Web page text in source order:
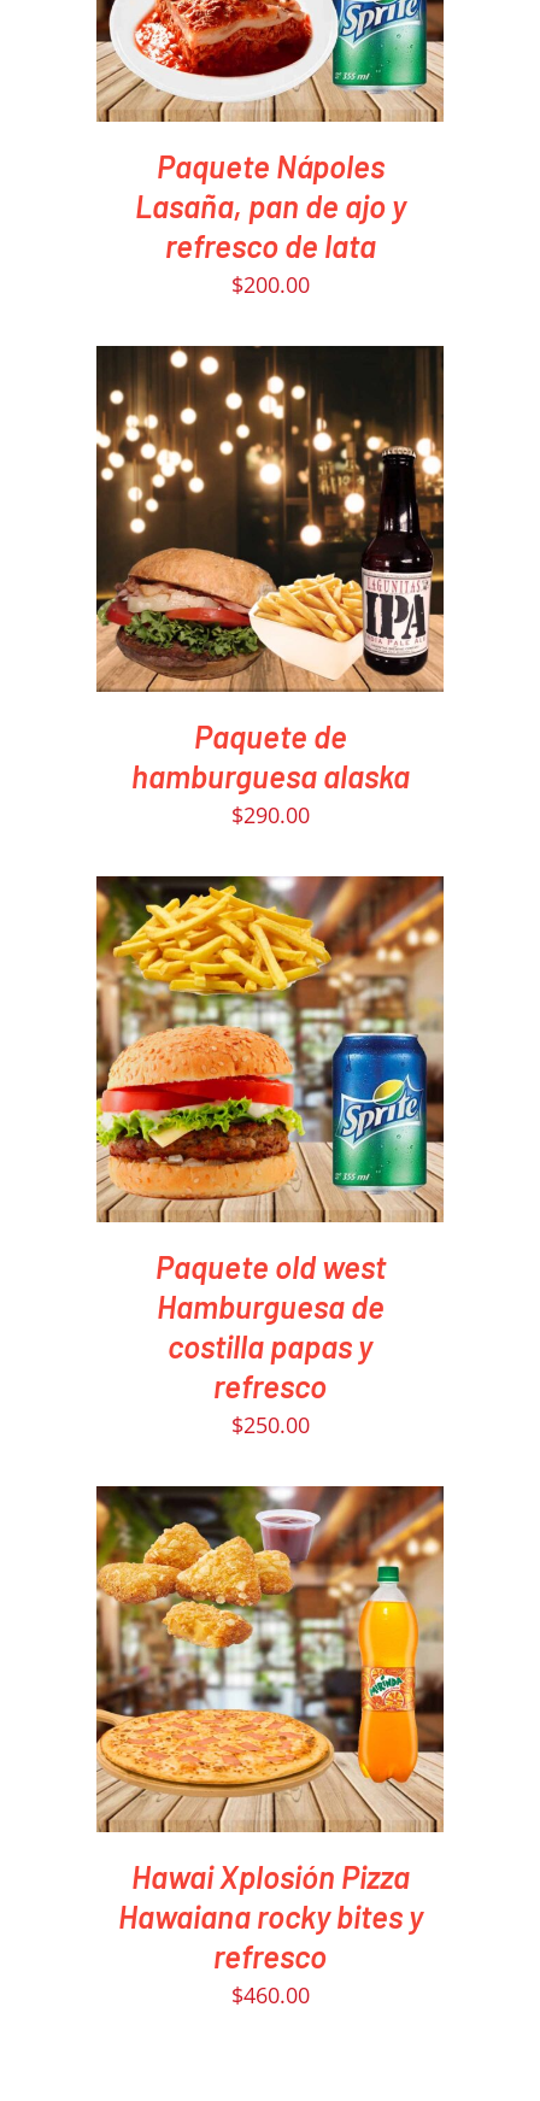
Paquete Nápoles
Lasaña, pan de ajo y
refresco de lata
$200.00
PEDIR AHORA
/
DETAILS
Paquete de
hamburguesa alaska
$290.00
PEDIR AHORA
/
DETAILS
Paquete old west
Hamburguesa de
costilla papas y
refresco
$250.00
PEDIR AHORA
/
DETAILS
Hawai Xplosión Pizza
Hawaiana rocky bites y
refresco
$460.00